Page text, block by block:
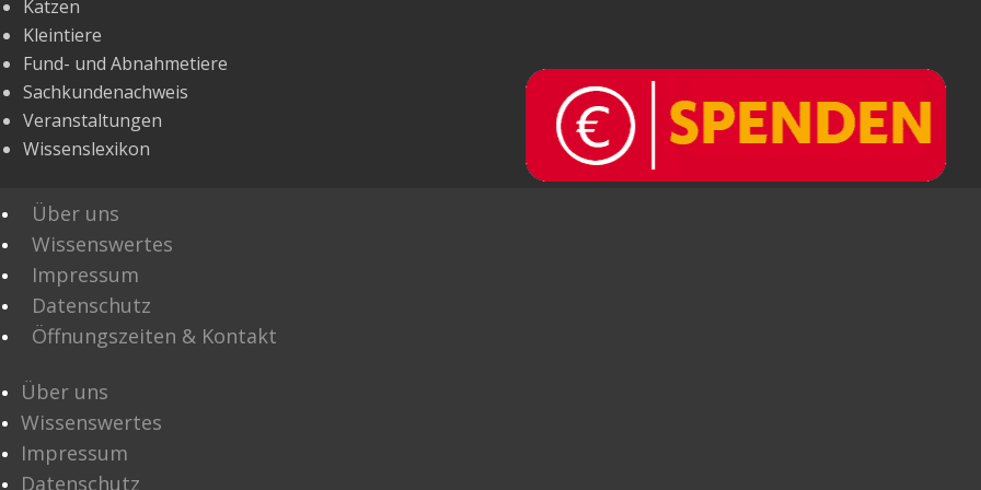
Katzen
Kleintiere
Fund- und Abnahmetiere
Sachkundenachweis
Veranstaltungen
Wissenslexikon
Über uns
Wissenswertes
Impressum
Datenschutz
Öffnungszeiten & Kontakt
Über uns
Wissenswertes
Impressum
Datenschutz